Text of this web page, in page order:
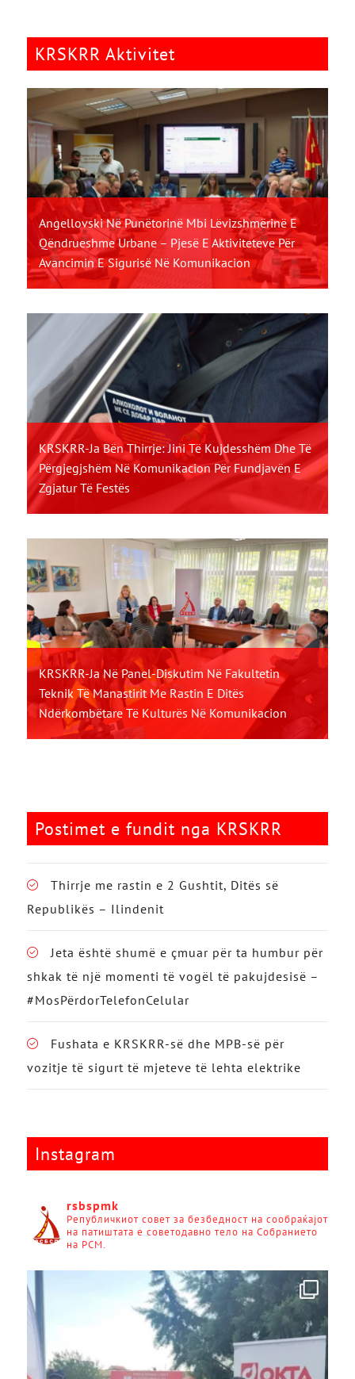
KRSKRR Aktivitet
Angellovski Në Punëtorinë Mbi Lëvizshmërinë E
Qëndrueshme Urbane – Pjesë E Aktiviteteve Për
Avancimin E Sigurisë Në Komunikacion
KRSKRR-Ja Bën Thirrje: Jini Të Kujdesshëm Dhe Të
Përgjegjshëm Në Komunikacion Për Fundjavën E
Zgjatur Të Festës
KRSKRR-Ja Në Panel-Diskutim Në Fakultetin
Teknik Të Manastirit Me Rastin E Ditës
Ndërkombëtare Të Kulturës Në Komunikacion
Postimet e fundit nga KRSKRR
Thirrje me rastin e 2 Gushtit, Ditës së
Republikës – Ilindenit
Jeta është shumë e çmuar për ta humbur për
shkak të një momenti të vogël të pakujdesisë –
#MosPërdorTelefonCelular
Fushata e KRSKRR-së dhe MPB-së për
vozitje të sigurt të mjeteve të lehta elektrike
Instagram
rsbspmk
Републичкиот совет за безбедност на сообраќајот
на патиштата е советодавно тело на Собранието
на РСМ.